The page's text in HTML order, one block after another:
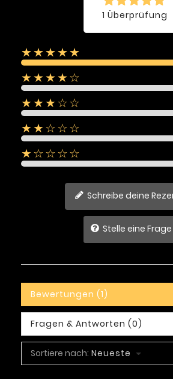
1 Überprüfung
★★★★★
★★★★☆
★★★☆☆
★★☆☆☆
★☆☆☆☆
Schreibe deine
Stelle eine Frage
Bewertungen (1)
Fragen & Antworten (0)
Sortiere nach: Neueste